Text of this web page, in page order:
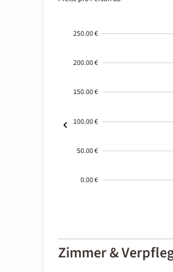
250.00 €
200.00 €
150.00 €
100.00 €
50.00 €
0.00 €
01-02
Zimmer &